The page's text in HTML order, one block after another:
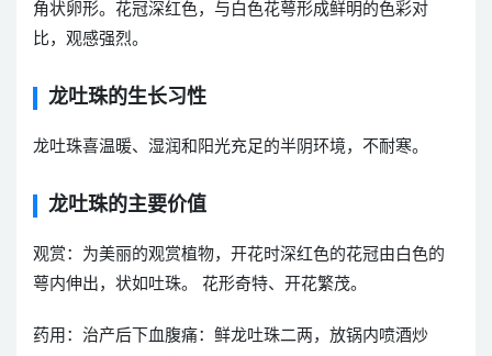
角状卵形。花冠深红色，与白色花萼形成鲜明的色彩对
比，观感强烈。
龙吐珠的生长习性
龙吐珠喜温暖、湿润和阳光充足的半阴环境，不耐寒。
龙吐珠的主要价值
观赏：为美丽的观赏植物，开花时深红色的花冠由白色的
萼内伸出，状如吐珠。 花形奇特、开花繁茂。
药用：治产后下血腹痛：鲜龙吐珠二两，放锅内喷酒炒